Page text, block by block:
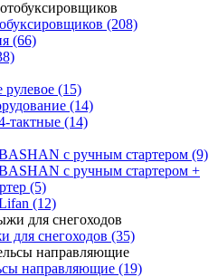
(208)
(66)
рулевое (15)
(14)
тактные (14)
с ручным стартером (9)
с ручным стартером +
(5)
(12)
для снегоходов (35)
направляющие (19)